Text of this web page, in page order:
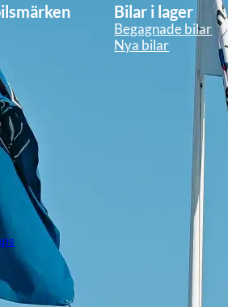
Bilar i lager
Begagnade bilar
Nya bilar